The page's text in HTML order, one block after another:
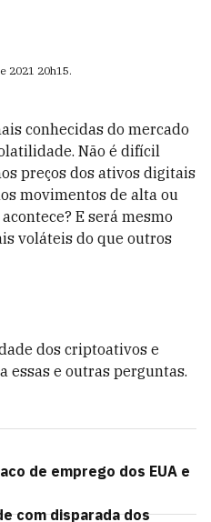
2021 20h15.
conhecidas do mercado
Não é difícil
preços dos ativos digitais
movimentos de alta ou
E será mesmo
voláteis do que outros
dos criptoativos e
essas e outras perguntas.
de emprego dos EUA e
com disparada dos